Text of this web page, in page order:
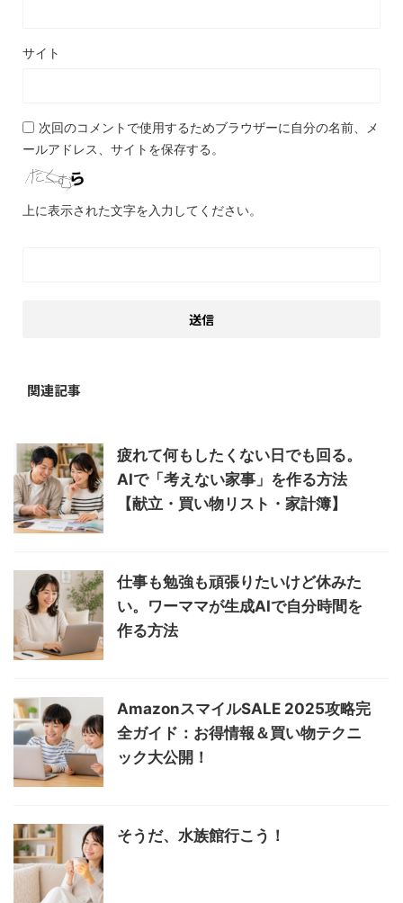
サイト
次回のコメントで使用するためブラウザーに自分の名前、メ
ールアドレス、サイトを保存する。
上に表示された文字を入力してください。
関連記事
疲れて何もしたくない日でも回る。
AIで「考えない家事」を作る方法
【献立・買い物リスト・家計簿】
仕事も勉強も頑張りたいけど休みた
い。ワーママが生成AIで自分時間を
作る方法
AmazonスマイルSALE 2025攻略完
全ガイド：お得情報＆買い物テクニ
ック大公開！
そうだ、水族館行こう！